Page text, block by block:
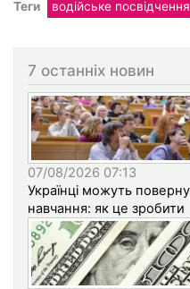
Теги водійське посвідчення
7 останніх новин
07/08/2026 07:13
Українці можуть
навчання: як це зробити